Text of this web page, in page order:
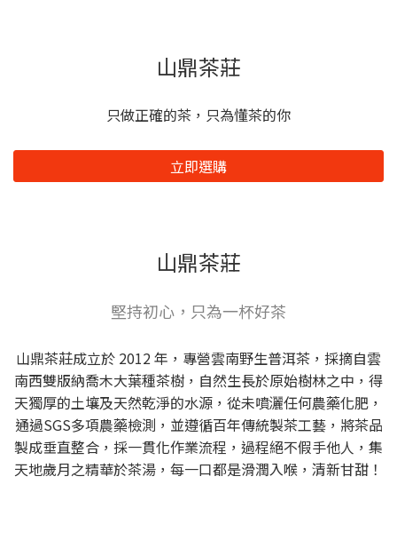
山鼎茶莊
只做正確的茶，只為懂茶的你
立即選購
山鼎茶莊
堅持初心，只為一杯好茶
山鼎茶莊成立於 2012 年，專營雲南野生普洱茶，採摘自雲
南西雙版納喬木大葉種茶樹，自然生長於原始樹林之中，得
天獨厚的土壤及天然乾淨的水源，從未噴灑任何農藥化肥，
通過SGS多項農藥檢測，並遵循百年傳統製茶工藝，將茶品
製成垂直整合，採一貫化作業流程，過程絕不假手他人，集
天地歲月之精華於茶湯，每一口都是滑潤入喉，清新甘甜！